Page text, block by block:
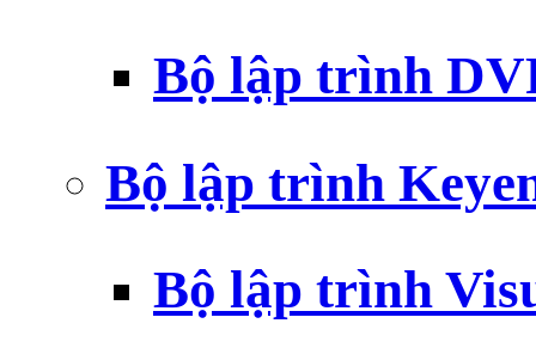
Bộ lập trình
Bộ lập trình
Bộ lập trình